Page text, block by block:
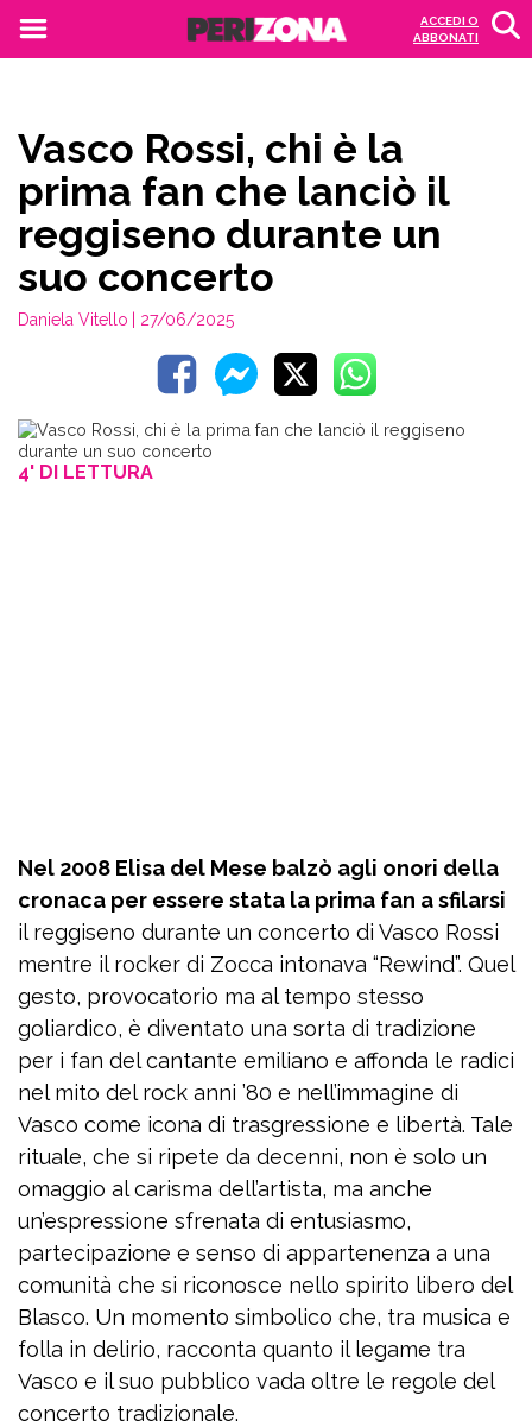
ACCEDI O
ABBONATI
Vasco Rossi, chi è la
prima fan che lanciò il
reggiseno durante un
suo concerto
Daniela Vitello | 27/06/2025
4' DI LETTURA
Nel 2008 Elisa del Mese balzò agli onori della
cronaca per essere stata la prima fan a sfilarsi
il reggiseno durante un concerto di Vasco Rossi
mentre il rocker di Zocca intonava “Rewind”. Quel
gesto, provocatorio ma al tempo stesso
goliardico, è diventato una sorta di tradizione
per i fan del cantante emiliano e affonda le radici
nel mito del rock anni ’80 e nell’immagine di
Vasco come icona di trasgressione e libertà. Tale
rituale, che si ripete da decenni, non è solo un
omaggio al carisma dell’artista, ma anche
un’espressione sfrenata di entusiasmo,
partecipazione e senso di appartenenza a una
comunità che si riconosce nello spirito libero del
Blasco. Un momento simbolico che, tra musica e
folla in delirio, racconta quanto il legame tra
Vasco e il suo pubblico vada oltre le regole del
concerto tradizionale.